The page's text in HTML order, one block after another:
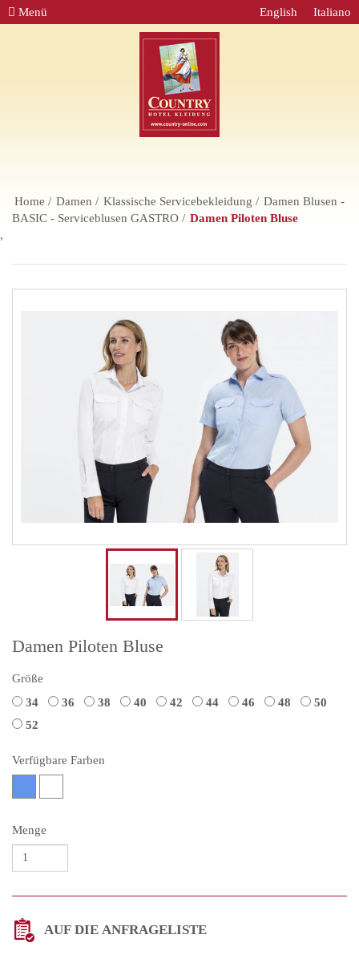
Menü Italiano
English
Home Damen Klassische Servicebekleidung
Damen Blusen -
BASIC - Serviceblusen GASTRO
Damen Piloten Bluse
,
Damen Piloten Bluse
Größe
34
36 38 40 42 44 46 48
50
52
Verfügbare Farben
Menge
AUF DIE ANFRAGELISTE